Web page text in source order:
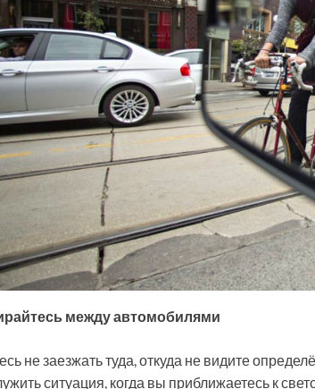
между автомобилями
не заезжать туда, откуда не видите
ситуация, когда вы приближаетесь к